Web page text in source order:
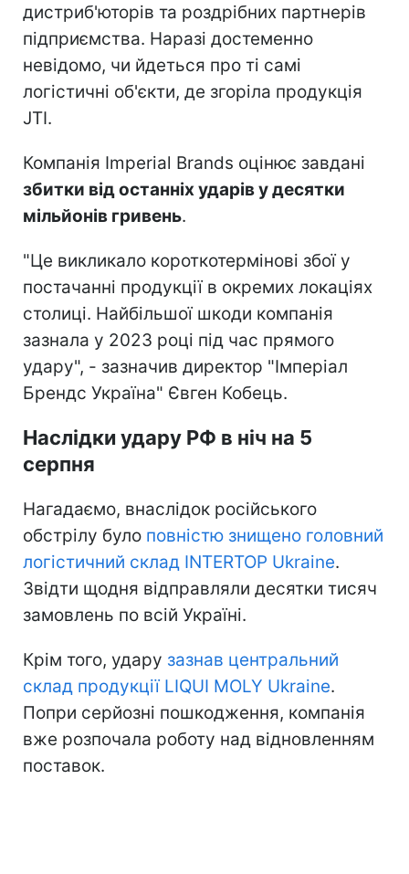
дистриб'юторів та роздрібних партнерів
підприємства. Наразі достеменно
невідомо, чи йдеться про ті самі
логістичні об'єкти, де згоріла продукція
JTI.
Компанія Imperial Brands оцінює завдані
збитки від останніх ударів у десятки
мільйонів гривень.
"Це викликало короткотермінові збої у
постачанні продукції в окремих локаціях
столиці. Найбільшої шкоди компанія
зазнала у 2023 році під час прямого
удару", - зазначив директор "Імперіал
Брендс Україна" Євген Кобець.
Наслідки удару РФ в ніч на 5
серпня
Нагадаємо, внаслідок російського
обстрілу було повністю знищено головний
логістичний склад INTERTOP Ukraine.
Звідти щодня відправляли десятки тисяч
замовлень по всій Україні.
Крім того, удару зазнав центральний
склад продукції LIQUI MOLY Ukraine.
Попри серйозні пошкодження, компанія
вже розпочала роботу над відновленням
поставок.